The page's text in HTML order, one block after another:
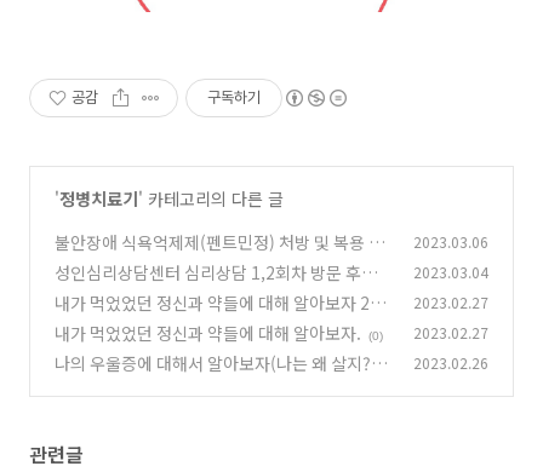
공감 구독하기
'정병치료기' 카테고리의 다른 글
불안장애 식욕억제제(펜트민정) 처방 및 복용 후
기
(0)
2023.03.06
성인심리상담센터 심리상담 1,2회차 방문 후기
(0)
2023.03.04
내가 먹었었던 정신과 약들에 대해 알아보자 2탄
(0)
2023.02.27
내가 먹었었던 정신과 약들에 대해 알아보자. (0) 2023.02.27
나의 우울증에 대해서 알아보자(나는 왜 살지?) 2023.02.26
관련글